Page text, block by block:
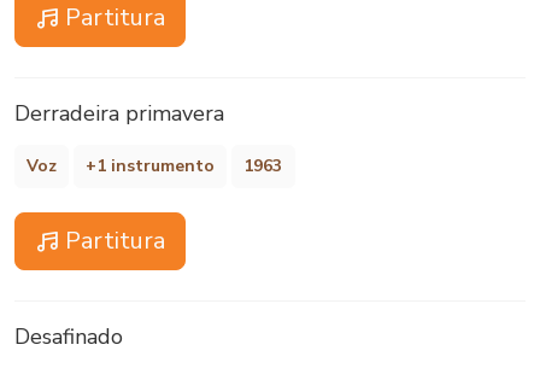
Partitura
Derradeira primavera
Voz +1 instrumento 1963
Partitura
Desafinado